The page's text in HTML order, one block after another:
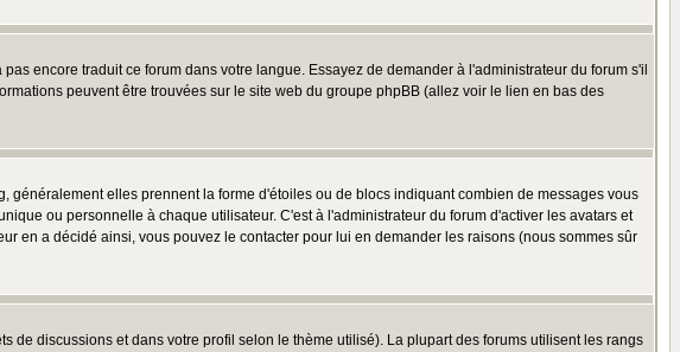
encore traduit ce forum dans votre langue. Essayez de demander à l'administrateur du forum s'il
peuvent être trouvées sur le site web du groupe phpBB (allez voir le lien en bas des
généralement elles prennent la forme d'étoiles ou de blocs indiquant combien de messages vous
ou personnelle à chaque utilisateur. C'est à l'administrateur du forum d'activer les avatars et
en a décidé ainsi, vous pouvez le contacter pour lui en demander les raisons (nous sommes sûr
de discussions et dans votre profil selon le thème utilisé). La plupart des forums utilisent les rangs